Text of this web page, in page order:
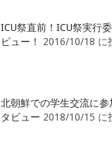
ICU祭直前！ICU祭実行
ビュー！
2016/10/18 に
北朝鮮での学生交流に
タビュー 2018/10/15 に